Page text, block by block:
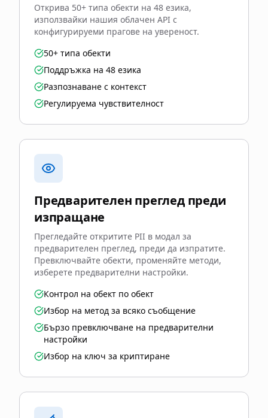
Открива 50+ типа обекти на 48 езика,
използвайки нашия облачен API с
конфигурируеми прагове на увереност.
50+ типа обекти
Поддръжка на 48 езика
Разпознаване с контекст
Регулируема чувствителност
Предварителен преглед преди
изпращане
Прегледайте откритите PII в модал за
предварителен преглед, преди да изпратите.
Превключвайте обекти, променяйте методи,
изберете предварителни настройки.
Контрол на обект по обект
Избор на метод за всяко съобщение
Бързо превключване на предварителни
настройки
Избор на ключ за криптиране